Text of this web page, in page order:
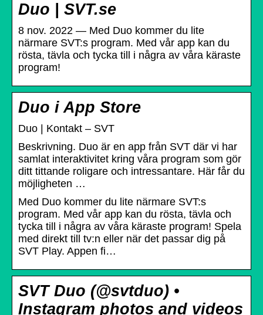
Duo | SVT.se
8 nov. 2022 — Med Duo kommer du lite
närmare SVT:s program. Med vår app kan du
rösta, tävla och tycka till i några av våra käraste
program!
Duo i App Store
Duo | Kontakt – SVT
Beskrivning. Duo är en app från SVT där vi har
samlat interaktivitet kring våra program som gör
ditt tittande roligare och intressantare. Här får du
möjligheten …
Med Duo kommer du lite närmare SVT:s
program. Med vår app kan du rösta, tävla och
tycka till i några av våra käraste program! Spela
med direkt till tv:n eller när det passar dig på
SVT Play. Appen fi…
SVT Duo (@svtduo) •
Instagram photos and videos